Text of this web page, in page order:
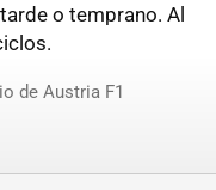
o temprano. Al
de Austria F1